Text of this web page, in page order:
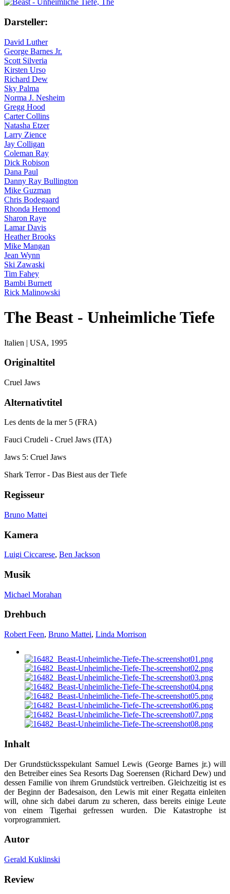
Darsteller:
David Luther
George Barnes Jr.
Scott Silveria
Kirsten Urso
Richard Dew
Sky Palma
Norma J. Nesheim
Gregg Hood
Carter Collins
Natasha Etzer
Larry Zience
Jay Colligan
Coleman Ray
Dick Robison
Dana Paul
Danny Ray Bullington
Mike Guzman
Chris Bodegaard
Rhonda Hemond
Sharon Raye
Lamar Davis
Heather Brooks
Mike Mangan
Jean Wynn
Ski Zawaski
Tim Fahey
Bambi Burnett
Rick Malinowski
The Beast - Unheimliche Tiefe
Italien | USA, 1995
Originaltitel
Cruel Jaws
Alternativtitel
Les dents de la mer 5 (FRA)
Fauci Crudeli - Cruel Jaws (ITA)
Jaws 5: Cruel Jaws
Shark Terror - Das Biest aus der Tiefe
Regisseur
Bruno Mattei
Kamera
Luigi Ciccarese, Ben Jackson
Musik
Michael Morahan
Drehbuch
Robert Feen, Bruno Mattei, Linda Morrison
Inhalt
Der Grundstücksspekulant Samuel Lewis (George Barnes jr.) will
den Betreiber eines Sea Resorts Dag Soerensen (Richard Dew) und
dessen Familie von ihrem Grundstück vertreiben. Gleichzeitig ist es
der Beginn der Badesaison, den Lewis mit einer Regatta einleiten
will, ohne sich dabei darum zu scheren, dass bereits einige Leute
von einem Tigerhai gefressen wurden. Die Katastrophe ist
vorprogrammiert.
Autor
Gerald Kuklinski
Review